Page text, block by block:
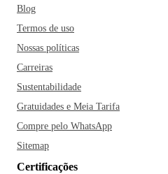
Blog
Termos de uso
Nossas políticas
Carreiras
Sustentabilidade
Gratuidades e Meia Tarifa
Compre pelo WhatsApp
Sitemap
Certificações